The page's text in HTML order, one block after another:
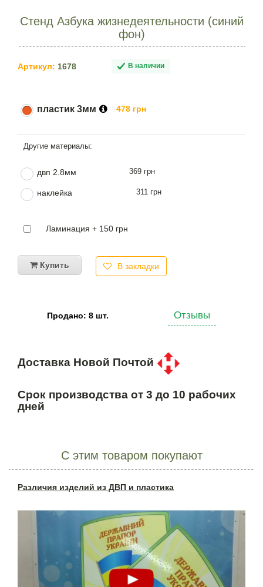
Стенд Азбука жизнедеятельности (синий
фон)
Артикул: 1678 В наличии
пластик 3мм 478 грн
двп 2.8мм 369 грн
наклейка 311 грн
Ламинация + 150 грн
Купить В закладки
Продано: 8 шт. Отзывы
Доставка Новой Почтой
Срок производства от 3 до 10 рабочих
дней
С этим товаром покупают
Различия изделий из ДВП и пластика